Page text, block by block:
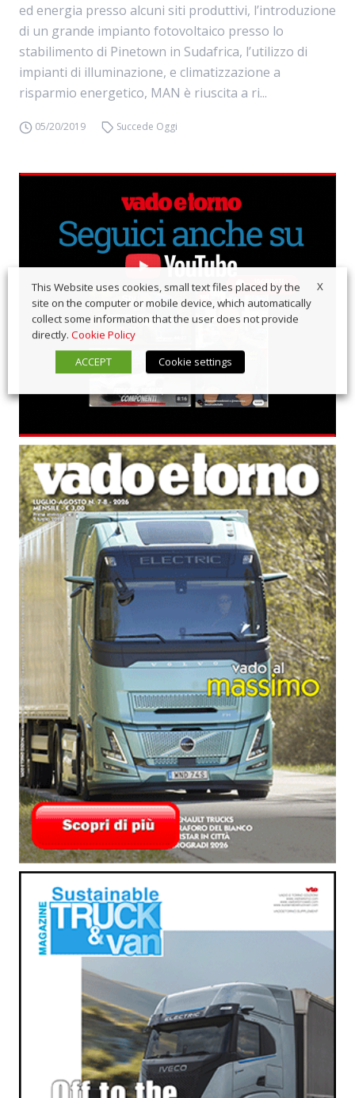
ed energia presso alcuni siti produttivi, l’introduzione
di un grande impianto fotovoltaico presso lo
stabilimento di Pinetown in Sudafrica, l’utilizzo di
impianti di illuminazione, e climatizzazione a
risparmio energetico, MAN è riuscita a ri...
05/20/2019 Succede Oggi
X
This Website uses cookies, small text files placed by the
site on the computer or mobile device, which automatically
collect some information that the user does not provide
directly. Cookie Policy
ACCEPT
Cookie settings